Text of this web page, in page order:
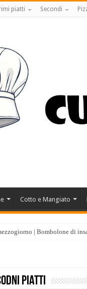
piatti Secondi
Cotto e Mangiato
| Bombolone di
piatti